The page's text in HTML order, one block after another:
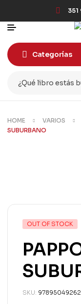
351
Categorías
HOME VARIOS
SUBURBANO
OUT OF STOCK
SKU: